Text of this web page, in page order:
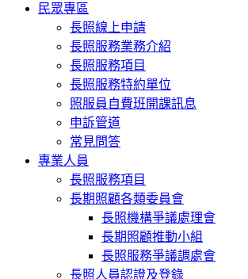
民眾專區
長照線上申請
長照服務業務介紹
長照服務項目
長照服務特約單位
照服員自費班開課訊息
申訴管道
常見問答
專業人員
長照服務項目
長期照顧各類委員會
長照機構爭議處理會
長期照顧推動小組
長照服務爭議調處會
長照人員認證及登錄